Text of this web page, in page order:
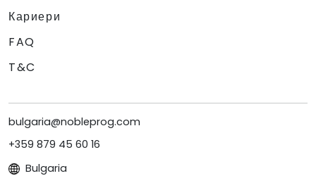
Кариери
FAQ
T&C
bulgaria@nobleprog.com
+359 879 45 60 16
Bulgaria